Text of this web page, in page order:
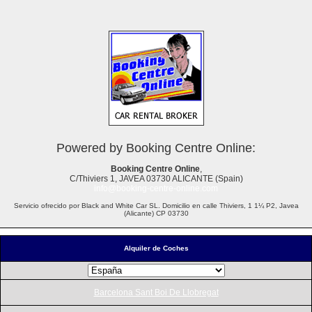
Alquiler de Coches
Barcelona Sant Boi De Llobregat
Powered by Booking Centre Online:
Booking Centre Online,
C/Thiviers 1, JAVEA 03730 ALICANTE (Spain)
Servicio ofrecido por Black and White Car SL. Domicilio en calle Thiviers, 1 1¼ P2, Javea
(Alicante) CP 03730